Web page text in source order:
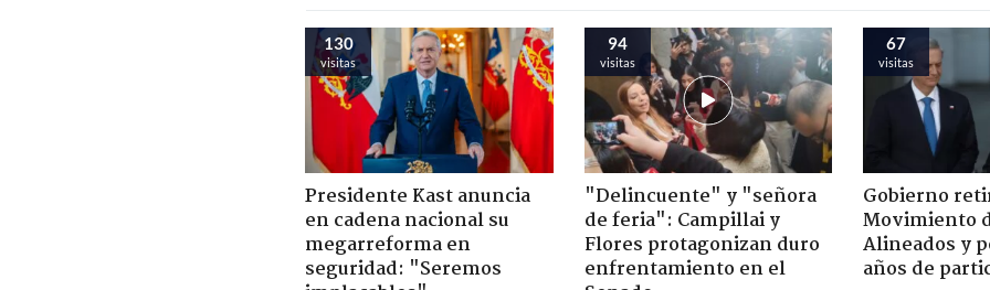
130
visitas
Presidente Kast anuncia
en cadena nacional su
megarreforma en
seguridad: "Seremos
94
visitas
"Delincuente" y "señora
de feria": Campillai y
Flores protagonizan duro
enfrentamiento en el
67
visitas
Gobierno
Movimiento
Alineados y
años de